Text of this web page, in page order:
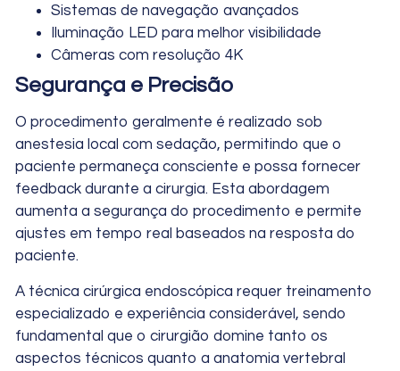
Sistemas de navegação avançados
Iluminação LED para melhor visibilidade
Câmeras com resolução 4K
Segurança e Precisão
O procedimento geralmente é realizado sob
anestesia local com sedação, permitindo que o
paciente permaneça consciente e possa fornecer
feedback durante a cirurgia. Esta abordagem
aumenta a segurança do procedimento e permite
ajustes em tempo real baseados na resposta do
paciente.
A técnica cirúrgica endoscópica requer treinamento
especializado e experiência considerável, sendo
fundamental que o cirurgião domine tanto os
aspectos técnicos quanto a anatomia vertebral